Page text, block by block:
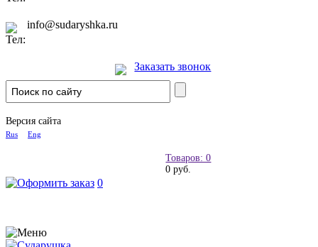
info@sudaryshka.ru
Заказать звонок
Версия сайта
Rus Eng
Товаров: 0
0 руб.
0